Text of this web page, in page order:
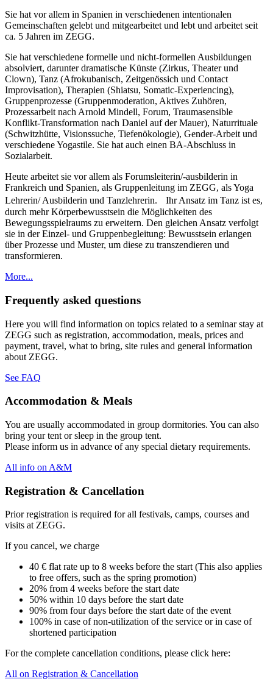
Sie hat vor allem in Spanien in verschiedenen intentionalen
Gemeinschaften gelebt und mitgearbeitet und lebt und arbeitet seit
ca. 5 Jahren im ZEGG.
Sie hat verschiedene formelle und nicht-formellen Ausbildungen
absolviert, darunter dramatische Künste (Zirkus, Theater und
Clown), Tanz (Afrokubanisch, Zeitgenössich und Contact
Improvisation), Therapien (Shiatsu, Somatic-Experiencing),
Gruppenprozesse (Gruppenmoderation, Aktives Zuhören,
Prozessarbeit nach Arnold Mindell, Forum, Traumasensible
Konflikt-Transformation nach Daniel auf der Mauer), Naturrituale
(Schwitzhütte, Visionssuche, Tiefenökologie), Gender-Arbeit und
verschiedene Yogastile. Sie hat auch einen BA-Abschluss in
Sozialarbeit.
Heute arbeitet sie vor allem als Forumsleiterin/-ausbilderin in
Frankreich und Spanien, als Gruppenleitung im ZEGG, als Yoga
Lehrerin/ Ausbilderin und Tanzlehrerin. Ihr Ansatz im Tanz ist es,
durch mehr Körperbewusstsein die Möglichkeiten des
Bewegungsspielraums zu erweitern. Den gleichen Ansatz verfolgt
sie in der Einzel- und Gruppenbegleitung: Bewusstsein erlangen
über Prozesse und Muster, um diese zu transzendieren und
transformieren.
More...
Frequently asked questions
Here you will find information on topics related to a seminar stay at
ZEGG such as registration, accommodation, meals, prices and
payment, travel, what to bring, site rules and general information
about ZEGG.
See FAQ
Accommodation & Meals
You are usually accommodated in group dormitories. You can also
bring your tent or sleep in the group tent.
Please inform us in advance of any special dietary requirements.
All info on A&M
Registration & Cancellation
Prior registration is required for all festivals, camps, courses and
visits at ZEGG.
If you cancel, we charge
40 € flat rate up to 8 weeks before the start (This also applies
to free offers, such as the spring promotion)
20% from 4 weeks before the start date
50% within 10 days before the start date
90% from four days before the start date of the event
100% in case of non-utilization of the service or in case of
shortened participation
For the complete cancellation conditions, please click here:
All on Registration & Cancellation